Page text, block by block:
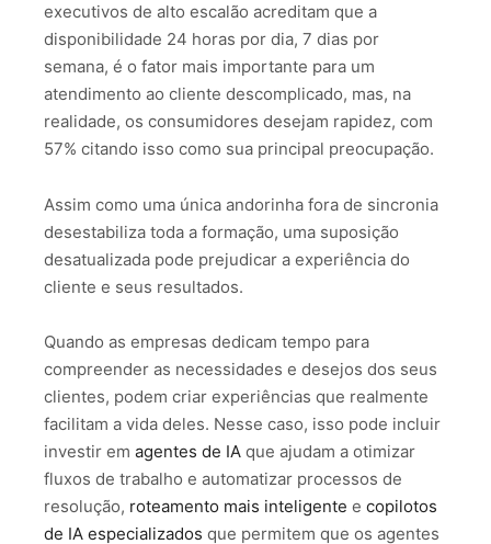
executivos de alto escalão acreditam que a
disponibilidade 24 horas por dia, 7 dias por
semana, é o fator mais importante para um
atendimento ao cliente descomplicado, mas, na
realidade, os consumidores desejam rapidez, com
57% citando isso como sua principal preocupação.
Assim como uma única andorinha fora de sincronia
desestabiliza toda a formação, uma suposição
desatualizada pode prejudicar a experiência do
cliente e seus resultados.
Quando as empresas dedicam tempo para
compreender as necessidades e desejos dos seus
clientes, podem criar experiências que realmente
facilitam a vida deles. Nesse caso, isso pode incluir
investir em agentes de IA que ajudam a otimizar
fluxos de trabalho e automatizar processos de
resolução, roteamento mais inteligente e copilotos
de IA especializados que permitem que os agentes